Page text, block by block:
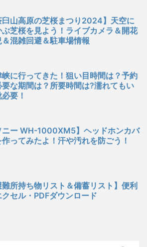
臼山高原の芝桜まつり2024】天空に
ぶ芝桜を見よう！ライブカメラ＆開花
＆混雑回避＆駐車場情報
峡に行ってきた！狙い目時間は？予約
要な期間は？所要時間は?濡れてもい
要！
ニー WH-1000XM5】ヘッドホンカバ
作ってみたよ！汗や汚れを防ごう！
難所持ち物リスト＆備蓄リスト】便利
セル・PDFダウンロード